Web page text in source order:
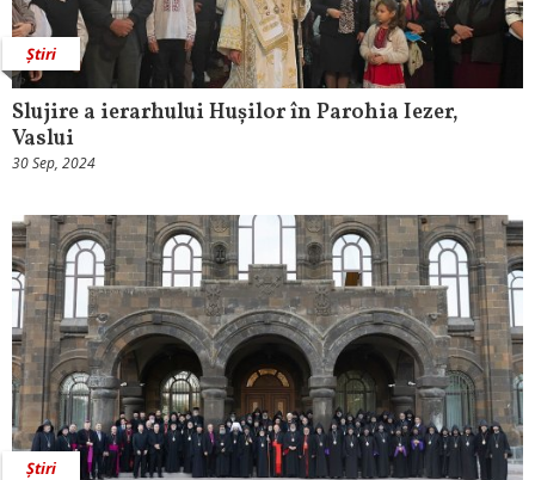
Știri
Slujire a ierarhului Hușilor în Parohia Iezer,
Vaslui
30 Sep, 2024
Știri